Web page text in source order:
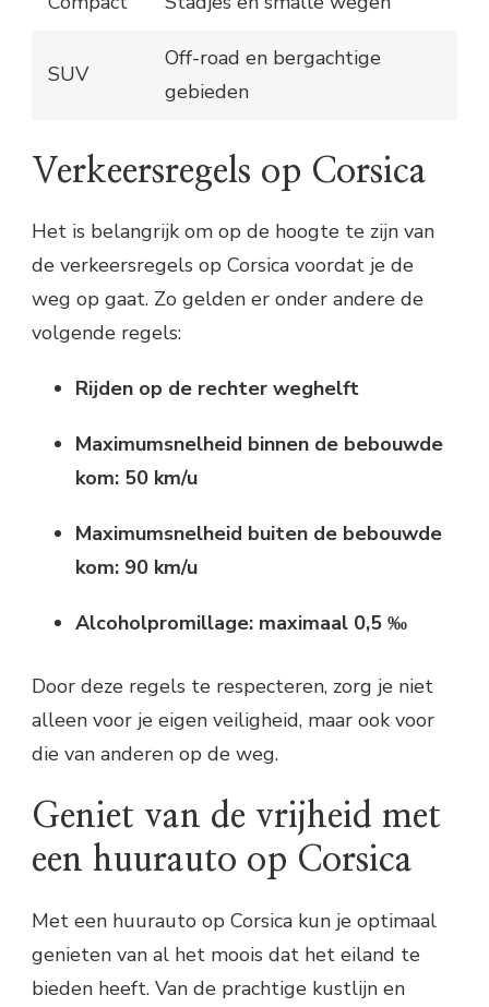
SUV
Off-road en bergachtige
gebieden
Verkeersregels op Corsica
Het is belangrijk om op de hoogte te zijn van
de verkeersregels op Corsica voordat je de
weg op gaat. Zo gelden er onder andere de
volgende regels:
Rijden op de rechter weghelft
Maximumsnelheid binnen de bebouwde
kom: 50 km/u
Maximumsnelheid buiten de bebouwde
kom: 90 km/u
Alcoholpromillage: maximaal 0,5 ‰
Door deze regels te respecteren, zorg je niet
alleen voor je eigen veiligheid, maar ook voor
die van anderen op de weg.
Geniet van de vrijheid met
een huurauto op Corsica
Met een huurauto op Corsica kun je optimaal
genieten van al het moois dat het eiland te
bieden heeft. Van de prachtige kustlijn en